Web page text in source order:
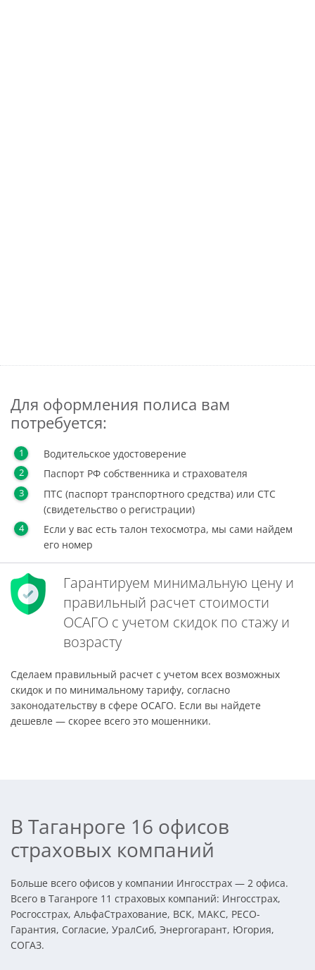
Для оформления полиса вам
потребуется:
Водительское удостоверение
Паспорт РФ собственника и страхователя
ПТС (паспорт транспортного средства) или СТС
(свидетельство о регистрации)
Если у вас есть талон техосмотра, мы сами найдем
его номер
Гарантируем минимальную цену и
правильный расчет стоимости
ОСАГО с учетом скидок по стажу и
возрасту
Сделаем правильный расчет с учетом всех возможных
скидок и по минимальному тарифу, согласно
законодательству в сфере ОСАГО. Если вы найдете
дешевле — скорее всего это мошенники.
В Таганроге 16 офисов
страховых компаний
Больше всего офисов у компании Ингосстрах — 2 офиса.
Всего в Таганроге 11 страховых компаний: Ингосстрах,
Росгосстрах, АльфаСтрахование, ВСК, МАКС, РЕСО-
Гарантия, Согласие, УралСиб, Энергогарант, Югория,
СОГАЗ.